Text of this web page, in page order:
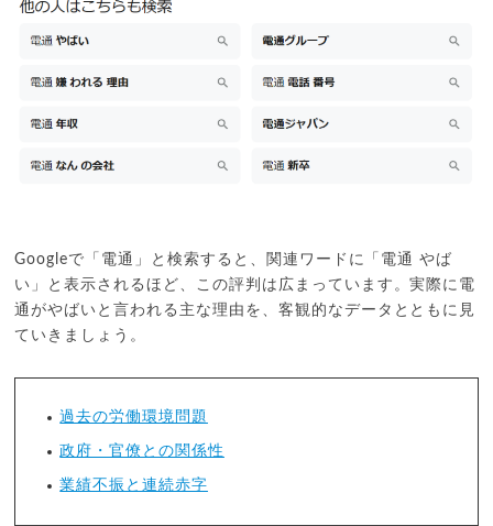
Googleで「電通」と検索すると、関連ワードに「電通 やば
い」と表示されるほど、この評判は広まっています。実際に電
通がやばいと言われる主な理由を、客観的なデータとともに見
ていきましょう。
過去の労働環境問題
政府・官僚との関係性
業績不振と連続赤字